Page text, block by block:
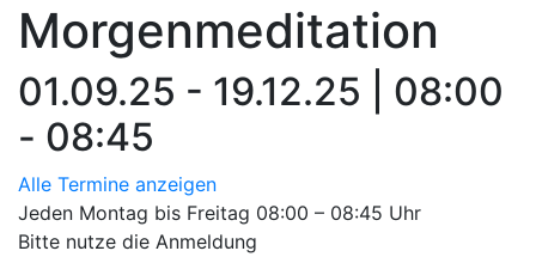
Morgenmeditation
01.09.25 - 19.12.25 | 08:00
- 08:45
Alle Termine anzeigen
Jeden Montag bis Freitag 08:00 – 08:45 Uhr
Bitte nutze die Anmeldung